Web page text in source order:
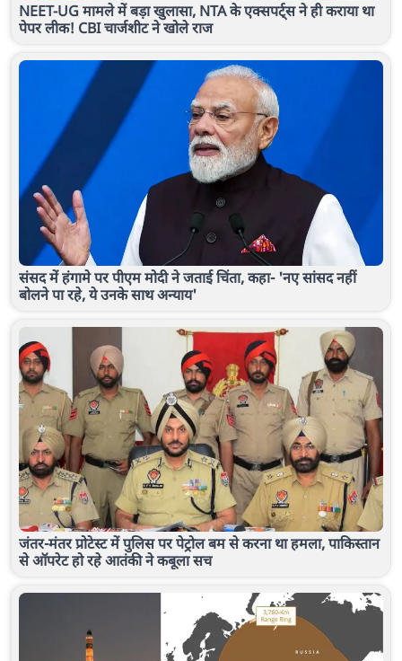
NEET-UG मामले में बड़ा खुलासा, NTA के एक्सपर्ट्स ने ही कराया था
पेपर लीक! CBI चार्जशीट ने खोले राज
संसद में हंगामे पर पीएम मोदी ने जताई चिंता, कहा- 'नए सांसद नहीं
बोलने पा रहे, ये उनके साथ अन्याय'
जंतर-मंतर प्रोटेस्ट में पुलिस पर पेट्रोल बम से करना था हमला, पाकिस्तान
से ऑपरेट हो रहे आतंकी ने कबूला सच